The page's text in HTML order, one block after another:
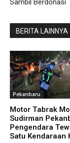
Sambil Berdonasi
BERITA LAINNYA
Pekanbaru
Motor Tabrak
Sudirman
Pengendara
Satu Kendaraan